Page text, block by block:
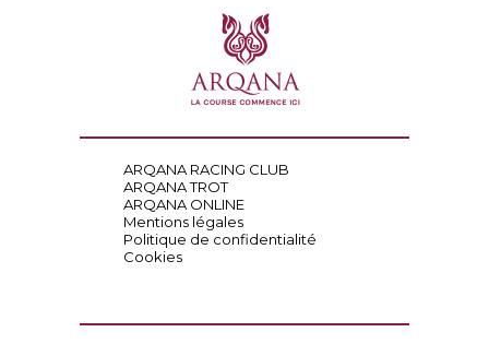
ARQANA RACING CLUB
ARQANA TROT
ARQANA ONLINE
Mentions légales
Politique de confidentialité
Cookies